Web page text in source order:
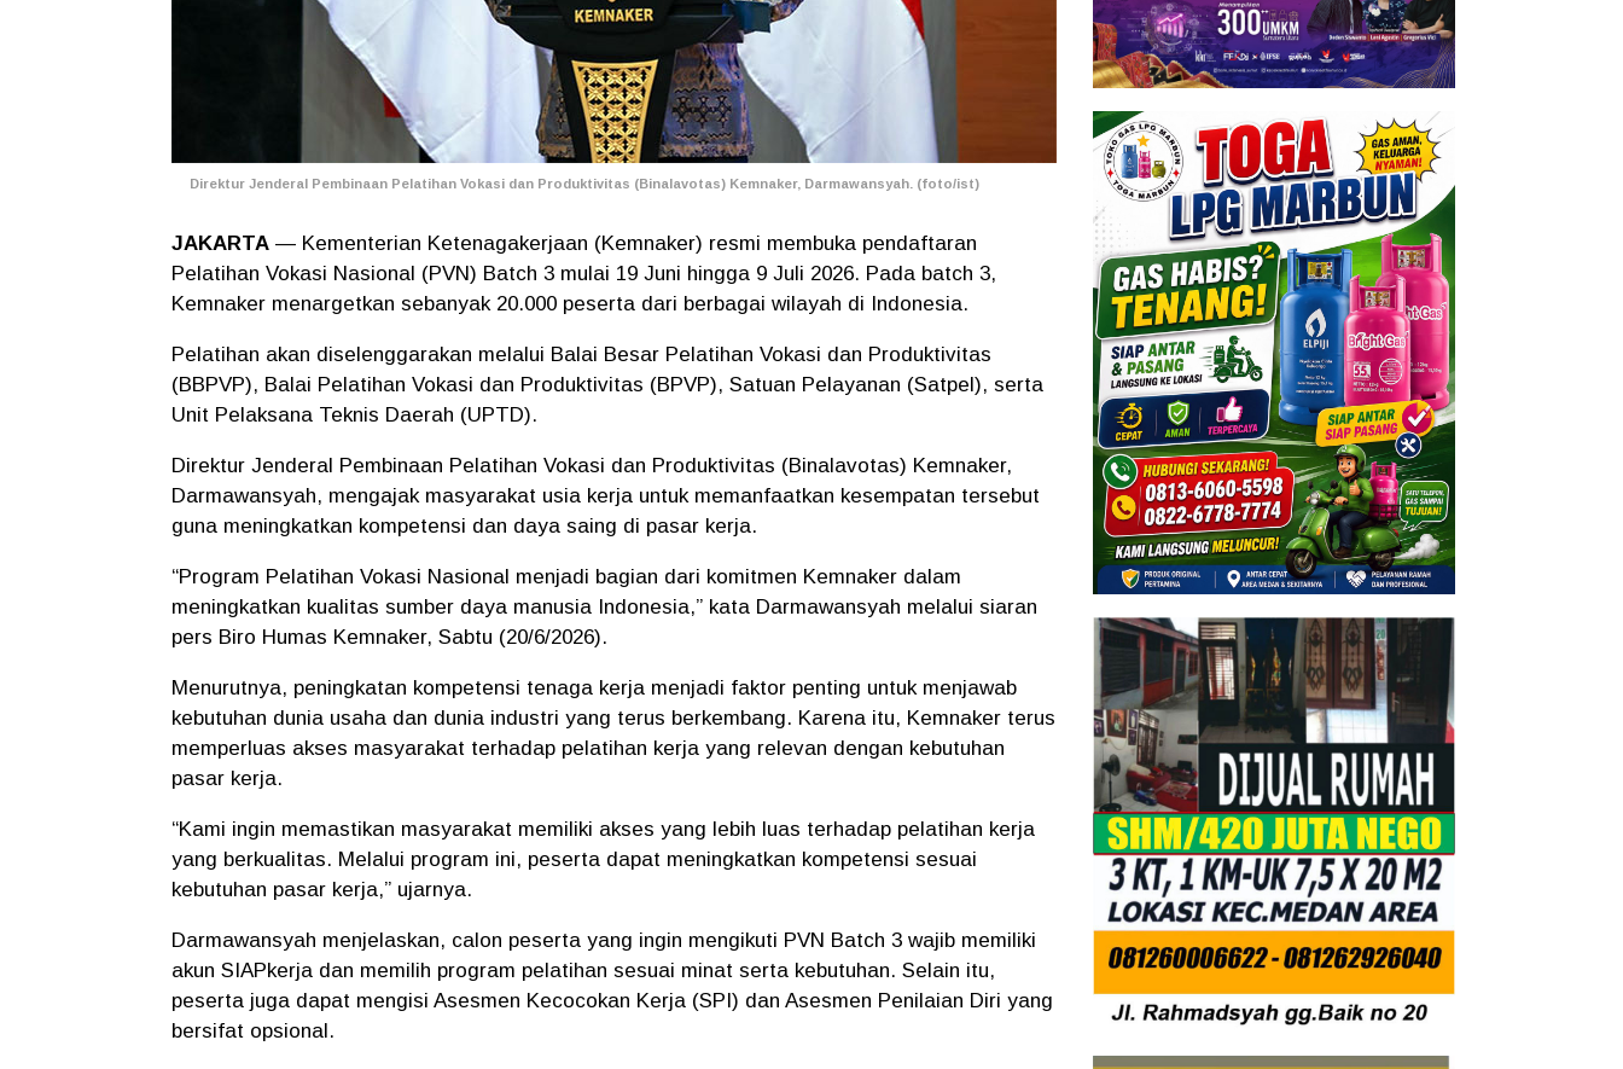
Direktur Jenderal Pembinaan Pelatihan Vokasi dan Produktivitas (Binalavotas) Kemnaker, Darmawansyah. (foto/ist)
JAKARTA — Kementerian Ketenagakerjaan (Kemnaker) resmi membuka pendaftaran
Pelatihan Vokasi Nasional (PVN) Batch 3 mulai 19 Juni hingga 9 Juli 2026. Pada batch 3,
Kemnaker menargetkan sebanyak 20.000 peserta dari berbagai wilayah di Indonesia.
Pelatihan akan diselenggarakan melalui Balai Besar Pelatihan Vokasi dan Produktivitas
(BBPVP), Balai Pelatihan Vokasi dan Produktivitas (BPVP), Satuan Pelayanan (Satpel), serta
Unit Pelaksana Teknis Daerah (UPTD).
Direktur Jenderal Pembinaan Pelatihan Vokasi dan Produktivitas (Binalavotas) Kemnaker,
Darmawansyah, mengajak masyarakat usia kerja untuk memanfaatkan kesempatan tersebut
guna meningkatkan kompetensi dan daya saing di pasar kerja.
“Program Pelatihan Vokasi Nasional menjadi bagian dari komitmen Kemnaker dalam
meningkatkan kualitas sumber daya manusia Indonesia,” kata Darmawansyah melalui siaran
pers Biro Humas Kemnaker, Sabtu (20/6/2026).
Menurutnya, peningkatan kompetensi tenaga kerja menjadi faktor penting untuk menjawab
kebutuhan dunia usaha dan dunia industri yang terus berkembang. Karena itu, Kemnaker terus
memperluas akses masyarakat terhadap pelatihan kerja yang relevan dengan kebutuhan
pasar kerja.
“Kami ingin memastikan masyarakat memiliki akses yang lebih luas terhadap pelatihan kerja
yang berkualitas. Melalui program ini, peserta dapat meningkatkan kompetensi sesuai
kebutuhan pasar kerja,” ujarnya.
Darmawansyah menjelaskan, calon peserta yang ingin mengikuti PVN Batch 3 wajib memiliki
akun SIAPkerja dan memilih program pelatihan sesuai minat serta kebutuhan. Selain itu,
peserta juga dapat mengisi Asesmen Kecocokan Kerja (SPI) dan Asesmen Penilaian Diri yang
bersifat opsional.